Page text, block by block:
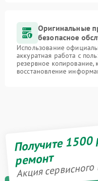
Оригинальные
безопасное
Использование
аккуратная работа с
резервное копирование,
восстановление
Получите
ремонт
Акция